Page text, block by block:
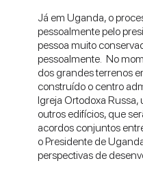
Já em Uganda, o
pessoalmente pelo
pessoa muito
pessoalmente. No
dos grandes terrenos
construído o centro
Igreja Ortodoxa Russa,
outros edifícios, que
acordos conjuntos
o Presidente de
perspectivas de